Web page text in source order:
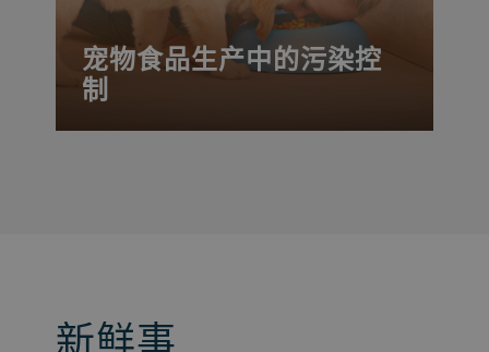
宠物食品生产中的污染控
制
新鲜事